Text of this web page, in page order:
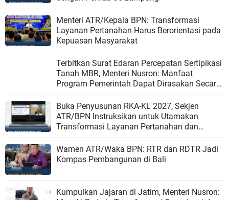
Menteri ATR/Kepala BPN: Transformasi
Layanan Pertanahan Harus Berorientasi pada
Kepuasan Masyarakat
Terbitkan Surat Edaran Percepatan Sertipikasi
Tanah MBR, Menteri Nusron: Manfaat
Program Pemerintah Dapat Dirasakan Secara
Utuh
Buka Penyusunan RKA-KL 2027, Sekjen
ATR/BPN Instruksikan untuk Utamakan
Transformasi Layanan Pertanahan dan
Penataan Ruang
Wamen ATR/Waka BPN: RTR dan RDTR Jadi
Kompas Pembangunan di Bali
Kumpulkan Jajaran di Jatim, Menteri Nusron: